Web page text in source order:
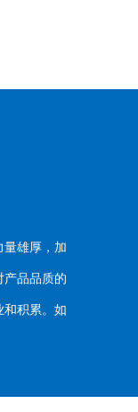
雄厚，加
品品质的
积累。如